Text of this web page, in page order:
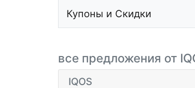
Купоны и Скидки
все предложения от
IQOS